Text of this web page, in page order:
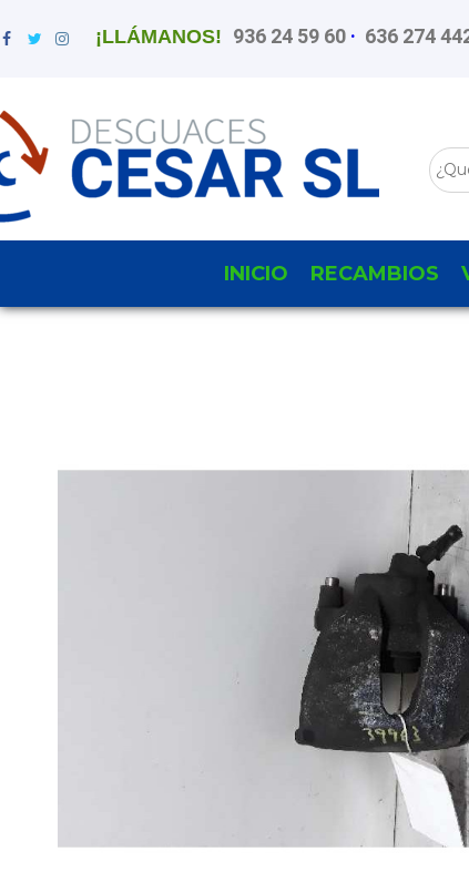
¡LLÁMANOS! 936 24 59 60 · 636 274
INICIO RECAMBIOS